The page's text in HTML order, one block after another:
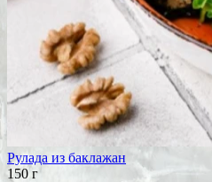
Рулада из баклажан
150 г